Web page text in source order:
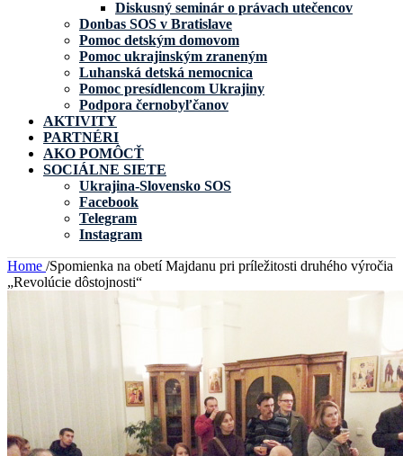
Diskusný seminár o právach utečencov
Donbas SOS v Bratislave
Pomoc detským domovom
Pomoc ukrajinským zraneným
Luhanská detská nemocnica
Pomoc presídlencom Ukrajiny
Podpora černobyľčanov
AKTIVITY
PARTNÉRI
AKO POMÔCŤ
SOCIÁLNE SIETE
Ukrajina-Slovensko SOS
Facebook
Telegram
Instagram
Home /Spomienka na obetí Majdanu pri príležitosti druhého výročia
„Revolúcie dôstojnosti“